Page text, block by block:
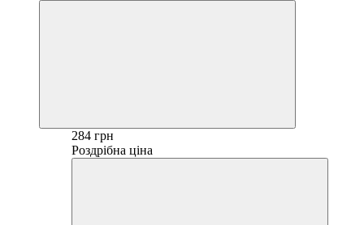
284 грн
Роздрібна ціна